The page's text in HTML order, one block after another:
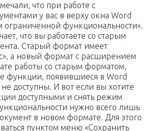
что при работе с
у вас в верху окна Word
ограниченной функциональности».
что вы работаете со старым
Старый формат имеет
а новый формат с расширением
работы со старым форматом,
функции, появившиеся в Word
доступны. И вот если вы хотите
доступными и снять режим
нужно всего лишь
в новом формате. Для этого
пунктом меню «Сохранить